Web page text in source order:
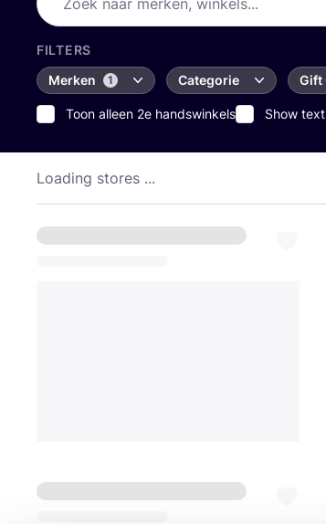
FILTERS
Merken
1 Categorie Gift
Toon alleen 2e handswinkels Show
Loading stores ...